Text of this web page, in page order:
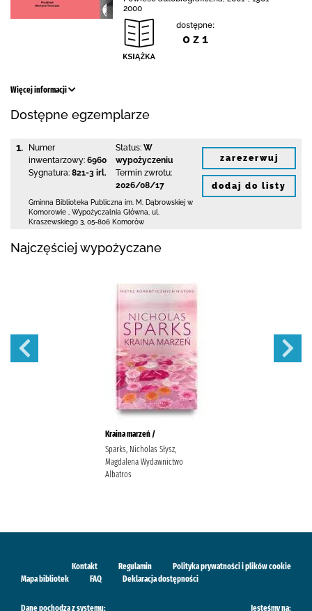
2000
dostępne:
0 z 1
Więcej informacji
Dostępne egzemplarze
1.
Numer
inwentarzowy: 6960
Sygnatura: 821-3 irl.
Status: W
wypożyczeniu
Termin zwrotu:
2026/08/17
Gminna Biblioteka Publiczna im. M. Dąbrowskiej w
Komorowie
Wypożyczalnia Główna, ul.
Kraszewskiego 3 05-806 Komorów
zarezerwuj
dodaj do listy
Najczęściej wypożyczane
Kraina marzeń /
Sparks, Nicholas Słysz,
Magdalena Wydawnictwo
Albatros
Kontakt Regulamin
Polityka prywatności i plików cookie
Mapa bibliotek
FAQ Deklaracja dostępności
Dane pochodzą z systemu: Jesteśmy na: